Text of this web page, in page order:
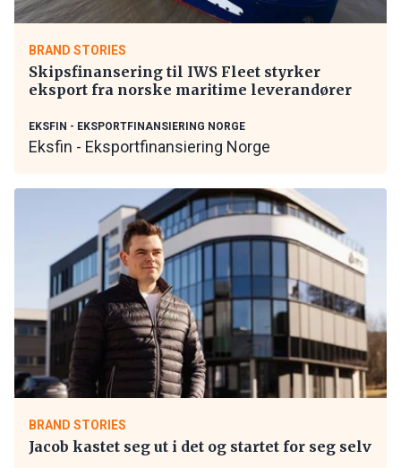
BRAND STORIES
Skipsfinansering til IWS Fleet styrker
eksport fra norske maritime leverandører
EKSFIN - EKSPORTFINANSIERING NORGE
Eksfin - Eksportfinansiering Norge
BRAND STORIES
Jacob kastet seg ut i det og startet for seg selv